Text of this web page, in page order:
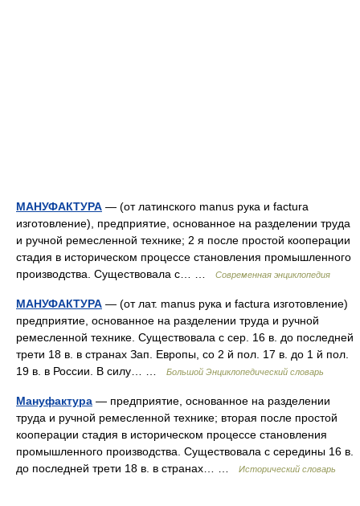
МАНУФАКТУРА — (от латинского manus рука и factura
изготовление), предприятие, основанное на разделении труда
и ручной ремесленной технике; 2 я после простой кооперации
стадия в историческом процессе становления промышленного
производства. Существовала с… …
Современная энциклопедия
МАНУФАКТУРА — (от лат. manus рука и factura изготовление)
предприятие, основанное на разделении труда и ручной
ремесленной технике. Существовала с сер. 16 в. до последней
трети 18 в. в странах Зап. Европы, со 2 й пол. 17 в. до 1 й пол.
19 в. в России. В силу… …
Большой Энциклопедический словарь
Мануфактура — предприятие, основанное на разделении
труда и ручной ремесленной технике; вторая после простой
кооперации стадия в историческом процессе становления
промышленного производства. Существовала с середины 16 в.
до последней трети 18 в. в странах… …
Исторический словарь